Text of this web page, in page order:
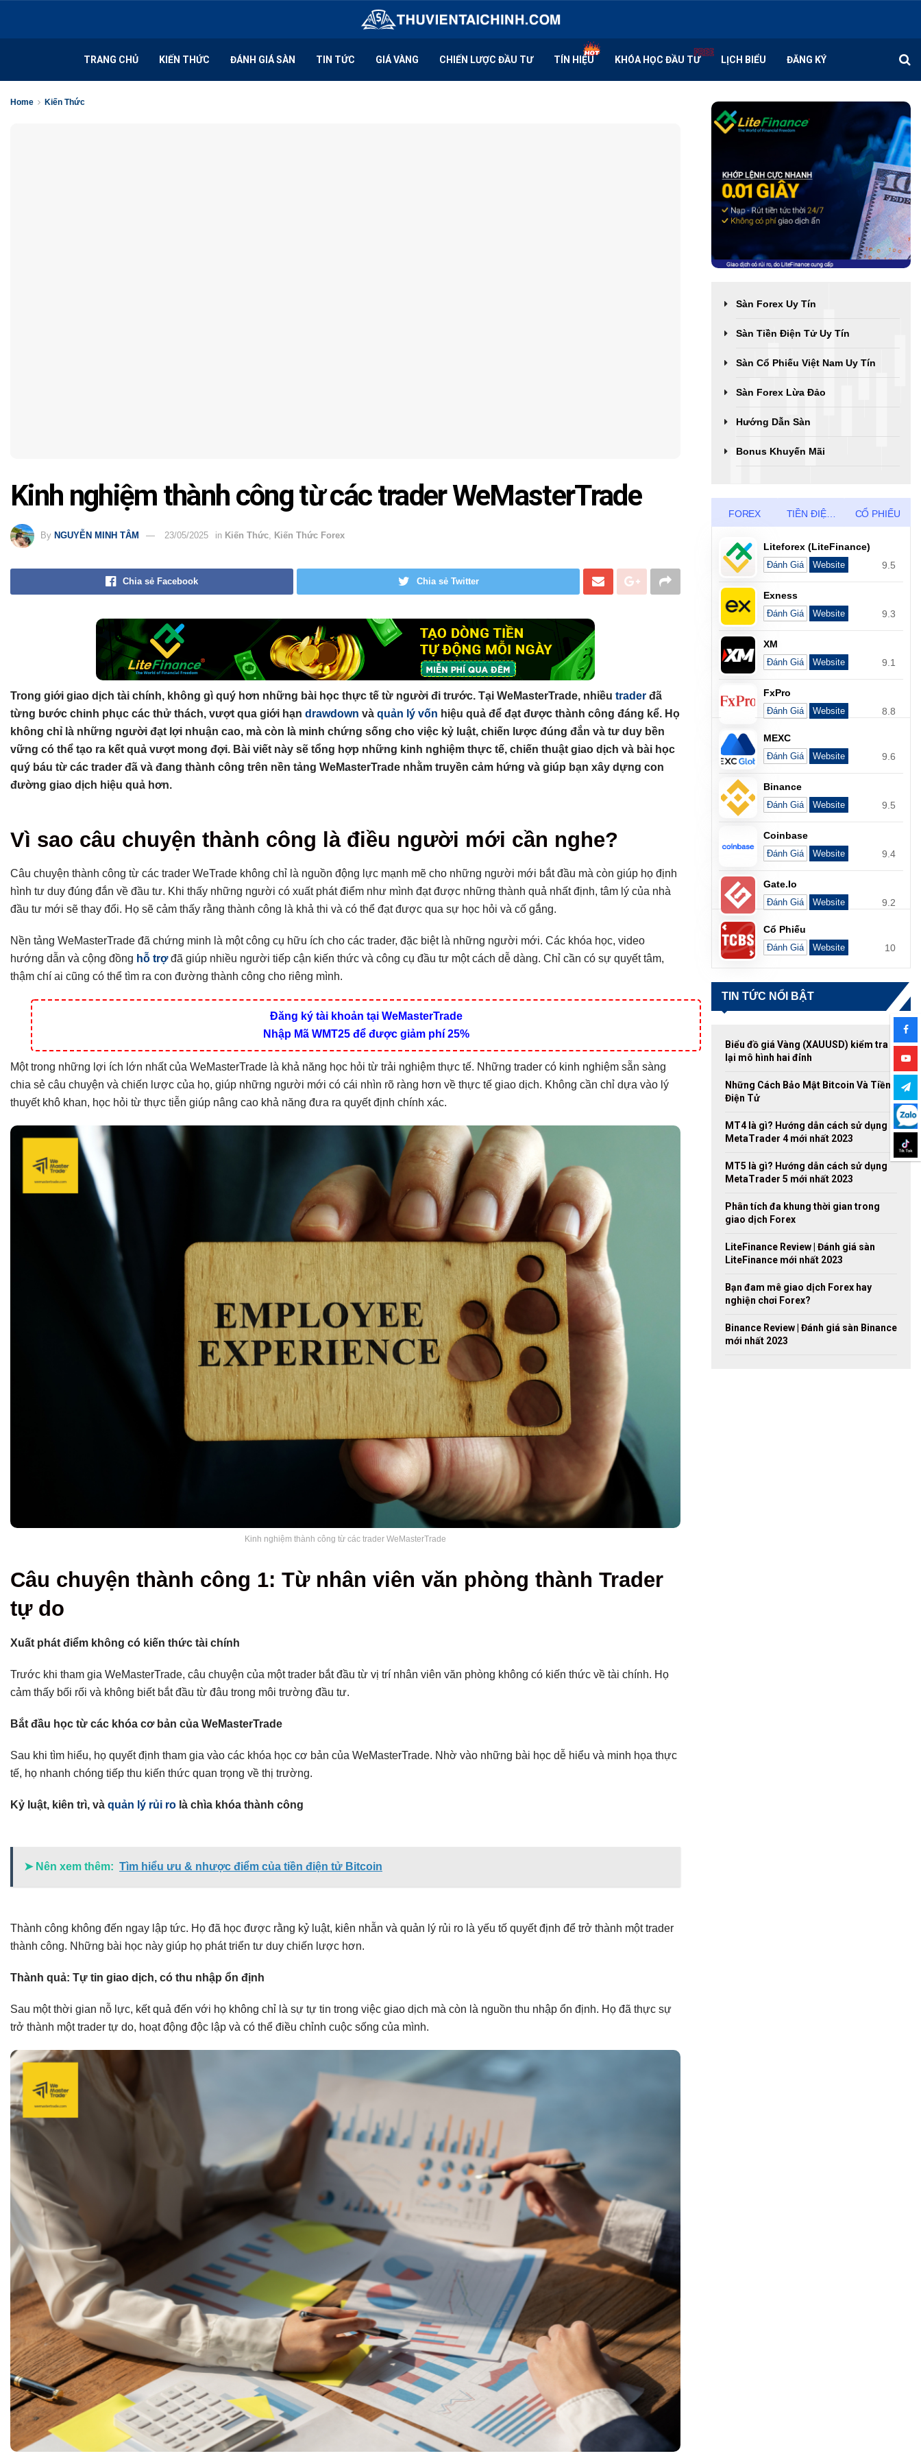
TRANG CHỦ KIẾN THỨC ĐÁNH GIÁ SÀN TIN TỨC GIÁ VÀNG CHIẾN LƯỢC ĐẦU TƯ TÍN HIỆU KHÓA HỌC ĐẦU TƯ LỊCH BIỂU ĐĂNG KÝ
Home Kiến Thức
Kinh nghiệm thành công từ các trader WeMasterTrade
By NGUYỄN MINH TÂM 23/05/2025 in Kiến Thức Kiến Thức Forex
Chia sẻ Facebook Chia sẻ Twitter
Trong giới giao dịch tài chính, không gì quý hơn những bài học thực tế từ người đi trước. Tại WeMasterTrade, nhiều trader đã
từng bước chinh phục các thử thách, vượt qua giới hạn drawdown và quản lý vốn hiệu quả để đạt được thành công đáng kể. Họ
không chỉ là những người đạt lợi nhuận cao, mà còn là minh chứng sống cho việc kỷ luật, chiến lược đúng đắn và tư duy bền
vững có thể tạo ra kết quả vượt mong đợi. Bài viết này sẽ tổng hợp những kinh nghiệm thực tế, chiến thuật giao dịch và bài học
quý báu từ các trader đã và đang thành công trên nền tảng WeMasterTrade nhằm truyền cảm hứng và giúp bạn xây dựng con
đường giao dịch hiệu quả hơn.
Vì sao câu chuyện thành công là điều người mới cần nghe?
Câu chuyện thành công 1: Từ nhân viên văn phòng thành Trader tự do
Câu chuyện thành công 2: Mẹ bỉm sữa chốt lệnh trong thời gian rảnh
Câu chuyện thành công 3: Sinh viên tự học và tạo lợi nhuận từ Copy Trade
Làm sao để bạn trở thành câu chuyện thành công tiếp theo?
Kết Luận
Có thể bạn chưa biết
Vì sao câu chuyện thành công là điều người mới cần nghe?
Câu chuyện thành công từ các trader WeTrade không chỉ là nguồn động lực mạnh mẽ cho những người mới bắt đầu mà còn giúp họ định
hình tư duy đúng đắn về đầu tư. Khi thấy những người có xuất phát điểm như mình đạt được những thành quả nhất định, tâm lý của nhà
đầu tư mới sẽ thay đổi. Họ sẽ cảm thấy rằng thành công là khả thi và có thể đạt được qua sự học hỏi và cố gắng.
Nền tảng WeMasterTrade đã chứng minh là một công cụ hữu ích cho các trader, đặc biệt là những người mới. Các khóa học, video
hướng dẫn và cộng đồng hỗ trợđã giúp nhiều người tiếp cận kiến thức và công cụ đầu tư một cách dễ dàng. Chỉ cần có sự quyết tâm,
thậm chí ai cũng có thể tìm ra con đường thành công cho riêng mình.
Đăng ký tài khoản tại WeMasterTrade
Nhập Mã WMT25 để được giảm phí 25%
Một trong những lợi ích lớn nhất của WeMasterTrade là khả năng học hỏi từ trải nghiệm thực tế. Những trader có kinh nghiệm sẵn sàng
chia sẻ câu chuyện và chiến lược của họ, giúp những người mới có cái nhìn rõ ràng hơn về thực tế giao dịch. Không cần chỉ dựa vào lý
thuyết khô khan, học hỏi từ thực tiễn giúp nâng cao khả năng đưa ra quyết định chính xác.
Kinh nghiệm thành công từ các trader WeMasterTrade
Câu chuyện thành công 1: Từ nhân viên văn phòng thành Trader
tự do
Xuất phát điểm không có kiến thức tài chính
Trước khi tham gia WeMasterTrade, câu chuyện của một trader bắt đầu từ vị trí nhân viên văn phòng không có kiến thức về tài chính. Họ
cảm thấy bối rối và không biết bắt đầu từ đâu trong môi trường đầu tư.
Bắt đầu học từ các khóa cơ bản của WeMasterTrade
Sau khi tìm hiểu, họ quyết định tham gia vào các khóa học cơ bản của WeMasterTrade. Nhờ vào những bài học dễ hiểu và minh họa thực
tế, họ nhanh chóng tiếp thu kiến thức quan trọng về thị trường.
Kỷ luật, kiên trì, và quản lý rủi ro là chìa khóa thành công
➤ Nên xem thêm: Tìm hiểu ưu & nhược điểm của tiền điện tử Bitcoin
Thành công không đến ngay lập tức. Họ đã học được rằng kỷ luật, kiên nhẫn và quản lý rủi ro là yếu tố quyết định để trở thành một trader
thành công. Những bài học này giúp họ phát triển tư duy chiến lược hơn.
Thành quả: Tự tin giao dịch, có thu nhập ổn định
Sau một thời gian nỗ lực, kết quả đến với họ không chỉ là sự tự tin trong việc giao dịch mà còn là nguồn thu nhập ổn định. Họ đã thực sự
trở thành một trader tự do, hoạt động độc lập và có thể điều chỉnh cuộc sống của mình.
Sàn Forex Uy Tín
Sàn Tiền Điện Tử Uy Tín
Sàn Cổ Phiếu Việt Nam Uy Tín
Sàn Forex Lừa Đảo
Hướng Dẫn Sàn
Bonus Khuyến Mãi
FOREX TIỀN ĐIỆN TỬ CỔ PHIẾU
Liteforex (LiteFinance)
Đánh Giá Website 9.5
Exness
Đánh Giá Website 9.3
XM
Đánh Giá Website 9.1
FxPro
Đánh Giá Website 8.8
MEXC
Đánh Giá Website 9.6
Binance
Đánh Giá Website 9.5
Coinbase
Đánh Giá Website 9.4
Gate.io
Đánh Giá Website 9.2
Cổ Phiếu
Đánh Giá Website 10
TIN TỨC NỔI BẬT
Biểu đồ giá Vàng (XAUUSD) kiểm tra
lại mô hình hai đỉnh
Những Cách Bảo Mật Bitcoin Và Tiền
Điện Tử
MT4 là gì? Hướng dẫn cách sử dụng
MetaTrader 4 mới nhất 2023
MT5 là gì? Hướng dẫn cách sử dụng
MetaTrader 5 mới nhất 2023
Phân tích đa khung thời gian trong
giao dịch Forex
LiteFinance Review | Đánh giá sàn
LiteFinance mới nhất 2023
Bạn đam mê giao dịch Forex hay
nghiện chơi Forex?
Binance Review | Đánh giá sàn Binance
mới nhất 2023